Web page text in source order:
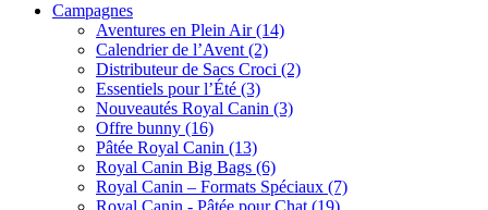
Campagnes
Aventures en Plein Air (14)
Calendrier de l’Avent (2)
Distributeur de Sacs Croci (2)
Essentiels pour l’Été (3)
Nouveautés Royal Canin (3)
Offre bunny (16)
Pâtée Royal Canin (13)
Royal Canin Big Bags (6)
Royal Canin – Formats Spéciaux (7)